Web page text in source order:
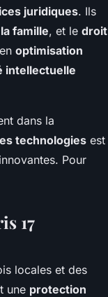
juridiques. Ils
famille, et le droit
optimisation
intellectuelle
dans la
technologies est
Pour
17
locales et des
une protection